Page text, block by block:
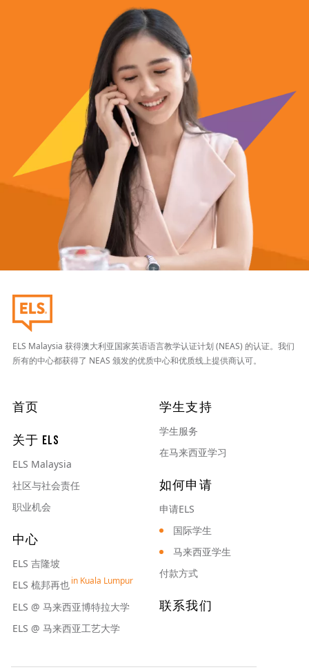
ELS Malaysia 获得澳大利亚国家英语语言教学认证计划 (NEAS) 的认证。我们
所有的中心都获得了 NEAS 颁发的优质中心和优质线上提供商认可。
主导航
首页
关于 ELS
ELS Malaysia
社区与社会责任
职业机会
中心
ELS 吉隆坡
ELS 梳邦再也
ELS @ 马来西亚博特拉大学
ELS @ 马来西亚工艺大学
学生支持
学生服务
在马来西亚学习
如何申请
申请ELS
国际学生
马来西亚学生
付款方式
联系我们